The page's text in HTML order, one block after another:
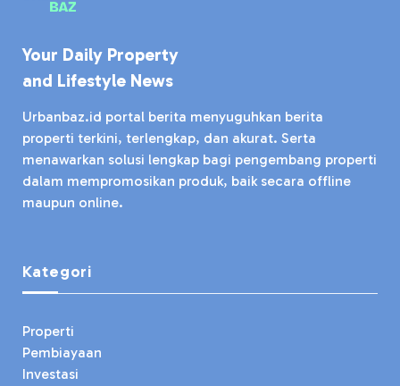
Your Daily Property
and Lifestyle News
Urbanbaz.id portal berita menyuguhkan berita
properti terkini, terlengkap, dan akurat. Serta
menawarkan solusi lengkap bagi pengembang properti
dalam mempromosikan produk, baik secara offline
maupun online.
Kategori
Properti
Pembiayaan
Investasi